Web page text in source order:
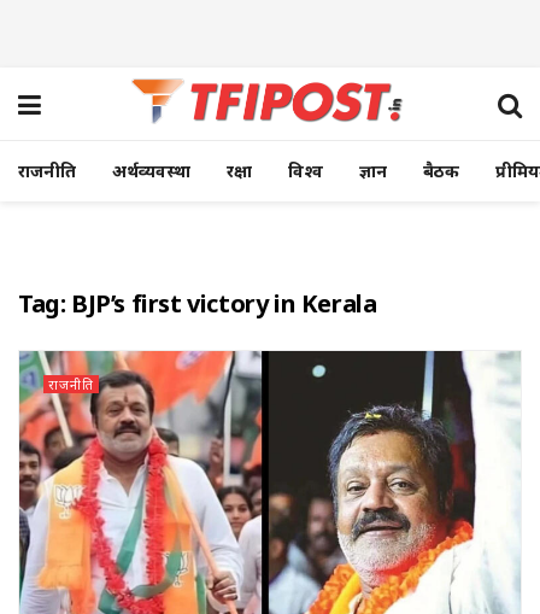
राजनीति अर्थव्यवस्था रक्षा विश्व ज्ञान बैठक
Tag: BJP’s first victory in Kerala
राजनीति